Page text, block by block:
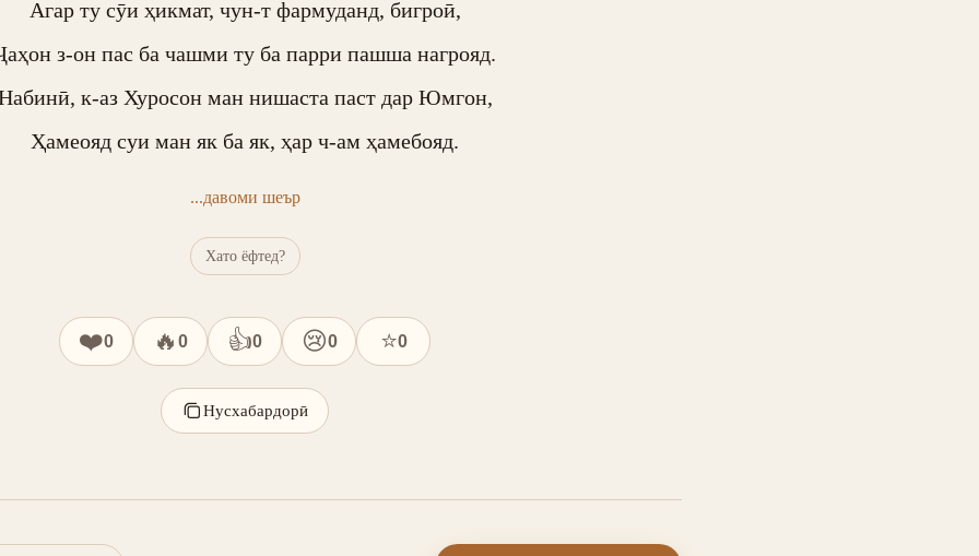
Агар ту сӯи ҳикмат, чун-т фармуданд, бигроӣ,
з-он пас ба чашми ту ба парри пашша нагрояд.
к-аз Хуросон ман нишаста паст дар Юмгон,
Ҳамеояд суи ман як ба як, ҳар ч-ам ҳамебояд.
...давоми шеър
Хато ёфтед?
❤️0 🔥 0 👍0 😢0 ⭐0
Нусхабардорӣ